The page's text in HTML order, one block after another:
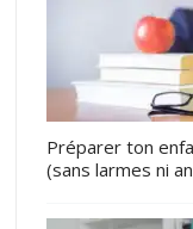
Préparer ton
(sans larmes ni